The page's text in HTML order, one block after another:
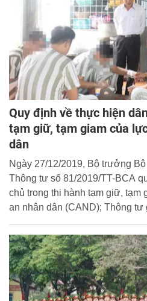
Quy định về thực hiện
tạm giữ, tạm giam của
dân
Ngày 27/12/2019, Bộ trưởng
Thông tư số 81/2019/TT-BCA
chủ trong thi hành tạm giữ,
an nhân dân (CAND); Thông